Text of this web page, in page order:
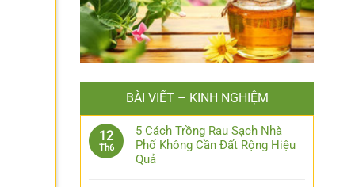
BÀI VIẾT – KINH NGHIỆM
12
Th6
5 Cách Trồng Rau Sạch Nhà
Phố Không Cần Đất Rộng Hiệu
Quả